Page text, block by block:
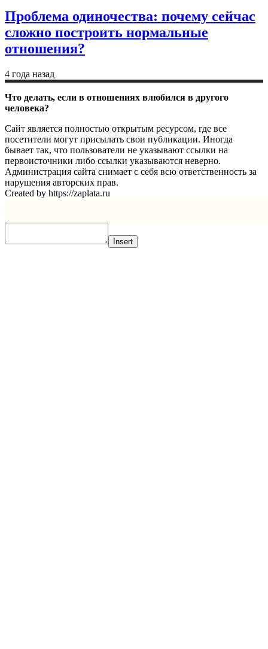
Проблема одиночества: почему сейчас
сложно построить нормальные
отношения?
4 года назад
Что делать, если в отношениях влюбился в другого
человека?
Сайт является полностью открытым ресурсом, где все
посетители могут присылать свои публикации. Иногда
бывает так, что пользователи не указывают ссылки на
первоисточники либо ссылки указываются неверно.
Администрация сайта снимает с себя всю ответственность за
нарушения авторских прав.
Created by https://zaplata.ru
Insert